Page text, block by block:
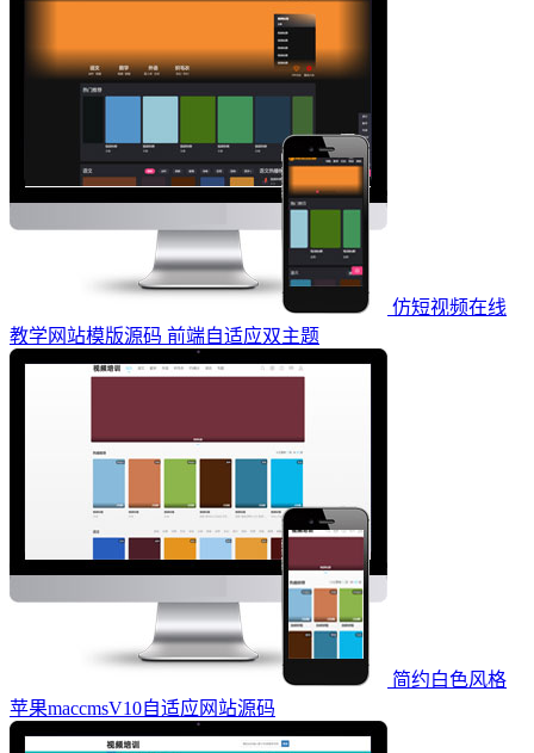
仿短视频在线
教学网站模版源码 前端自适应双主题
简约白色风格
苹果maccmsV10自适应网站源码